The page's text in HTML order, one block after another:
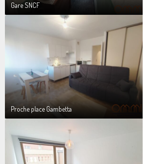
Gare SNCF
Proche place Gambetta